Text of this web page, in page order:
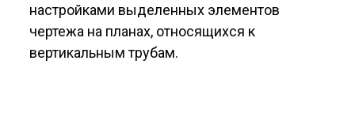
настройками выделенных элементов
чертежа на планах, относящихся к
вертикальным трубам.